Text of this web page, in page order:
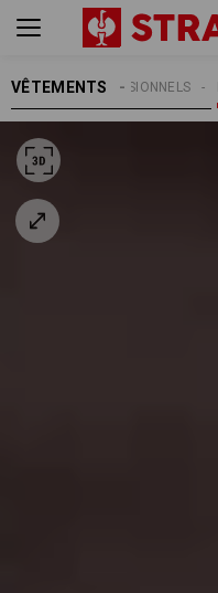
VÊTEMENTSPROFESSIONNELS